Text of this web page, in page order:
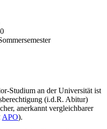
Studium an der Universität ist
(i.d.R. Abitur)
anerkannt vergleichbarer
APO).